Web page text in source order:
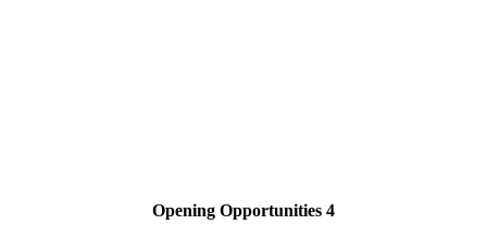
Opening Opportunities 4